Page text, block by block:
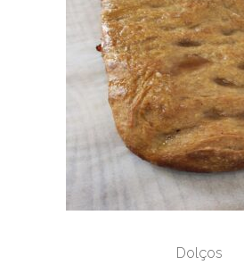
Dolços